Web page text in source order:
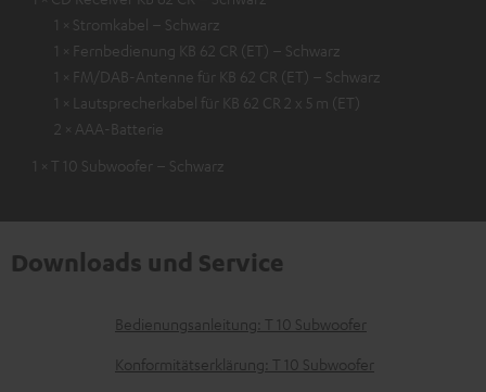
1 × Stromkabel – Schwarz
1 × Fernbedienung KB 62 CR (ET) – Schwarz
1 × FM/DAB-Antenne für KB 62 CR (ET) – Schwarz
1 × Lautsprecherkabel für KB 62 CR 2 x 5 m (ET)
2 × AAA-Batterie
1 × T 10 Subwoofer – Schwarz
Downloads und Service
D
o
Bedienungsanleitung: T 10 Subwoofer
Konformitätserklärung: T 10 Subwoofer